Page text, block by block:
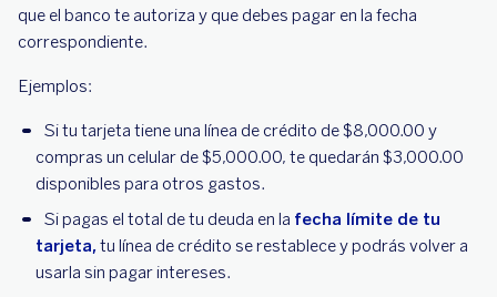
que el banco te autoriza y que debes pagar en la fecha
correspondiente.
Ejemplos:
Si tu tarjeta tiene una línea de crédito de $8,000.00 y
compras un celular de $5,000.00, te quedarán $3,000.00
disponibles para otros gastos.
Si pagas el total de tu deuda en la fecha límite de tu
tarjeta,tu línea de crédito se restablece y podrás volver a
usarla sin pagar intereses.